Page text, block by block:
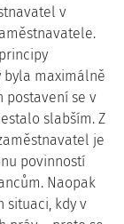
v
byla maximálně
postavení se v
slabším. Z
je
povinností
Naopak
situaci, kdy v